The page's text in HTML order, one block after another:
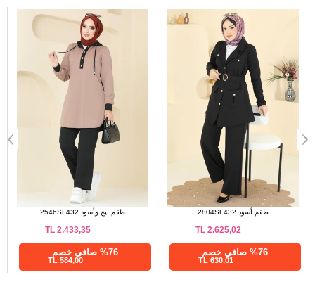
a>
طقم أسود 2804SL432
2.625,02
%76 صافي خصم
630,01 TL
طقم أسود 24020UKB139
857,51
TL
%28 صافي خصم
617,41 TL